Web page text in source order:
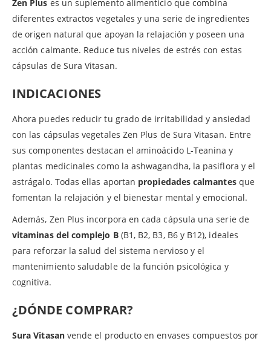
Zen Plus es un suplemento alimenticio que combina
diferentes extractos vegetales y una serie de ingredientes
de origen natural que apoyan la relajación y poseen una
acción calmante. Reduce tus niveles de estrés con estas
cápsulas de Sura Vitasan.
INDICACIONES
Ahora puedes reducir tu grado de irritabilidad y ansiedad
con las cápsulas vegetales Zen Plus de Sura Vitasan. Entre
sus componentes destacan el aminoácido L-Teanina y
plantas medicinales como la ashwagandha, la pasiflora y el
astrágalo. Todas ellas aportan propiedades calmantesque
fomentan la relajación y el bienestar mental y emocional.
Además, Zen Plus incorpora en cada cápsula una serie de
vitaminas del complejo B(B1, B2, B3, B6 y B12), ideales
para reforzar la salud del sistema nervioso y el
mantenimiento saludable de la función psicológica y
cognitiva.
¿DÓNDE COMPRAR?
Sura Vitasanvende el producto en envases compuestos por